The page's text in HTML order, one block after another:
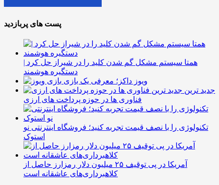
پست های پربازدید
همتا سیستم مشکل گم شدن کلید را در شیراز حل کرد |
دستگیره هوشمند
ویوز داکز؛ معرفی یک بازی
جدید ترین
فناوری ها در حوزه پرداخت های ارزی
تکنولوژی را با نصف قیمت تجربه کنید؛ فروشگاه اینترنتی نو
استوک
آمریکا در پی توقیف ۲۵ میلیون دلار رمزارز حاصل از
کلاهبرداری‌های عاشقانه است